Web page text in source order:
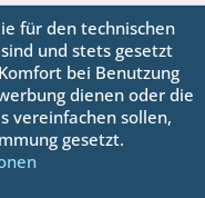
vorbehalten
für den technischen
und stets gesetzt
bei Benutzung
dienen oder die
vereinfachen sollen,
gesetzt.